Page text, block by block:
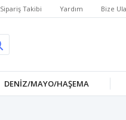
Sipariş Takibi Yardım Bize
DENİZ/MAYO/HAŞEMA